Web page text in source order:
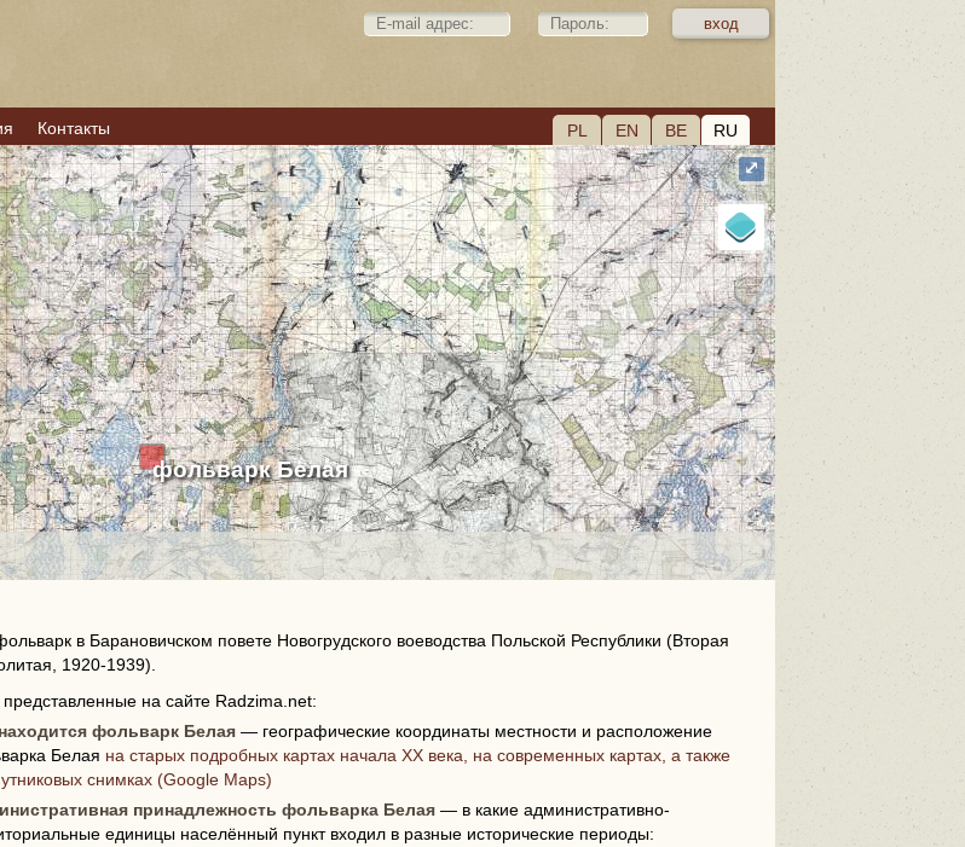
PL EN BE RU
Контакты
фольварк Белая
⤢
в Барановичском повете Новогрудского воеводства Польской Республики (Вторая
1920-1939).
на сайте Radzima.net:
фольварк Белая — географические координаты местности и расположение
Белая на старых подробных картах начала XX века, на современных картах, а также
снимках (Google Maps)
принадлежность фольварка Белая — в какие административно-
единицы населённый пункт входил в разные исторические периоды: